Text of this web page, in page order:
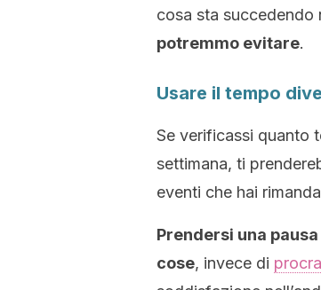
cosa sta succedendo
potremmo evitare.
Usare il tempo
Se verificassi quanto
settimana, ti
eventi che hai
Prendersi una
cose, invece di